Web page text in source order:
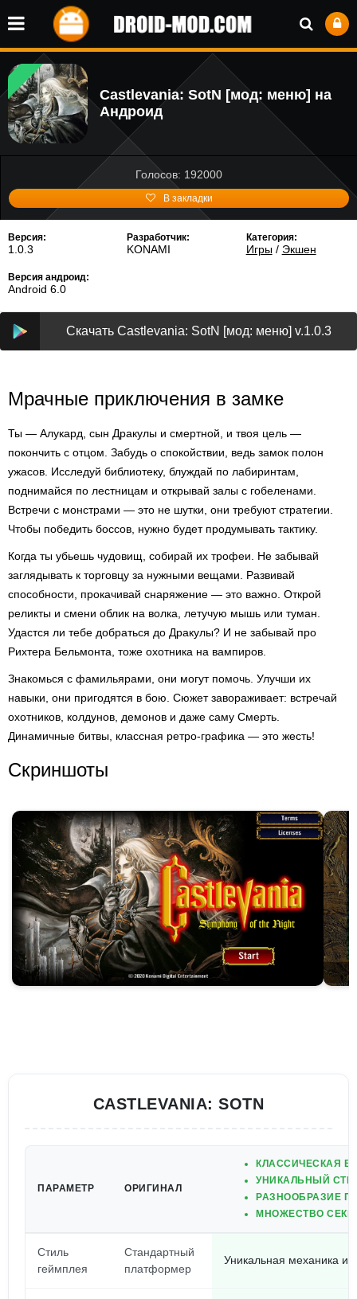
Castlevania: SotN [мод: меню] на
Андроид
Голосов: 192000
В закладки
Версия:
1.0.3
Разработчик:
KONAMI
Категория:
Игры/ Экшен
Версия андроид:
Android 6.0
Скачать Castlevania: SotN [мод: меню] v.1.0.3
Мрачные приключения в замке
Ты — Алукард, сын Дракулы и смертной, и твоя цель —
покончить с отцом. Забудь о спокойствии, ведь замок полон
ужасов. Исследуй библиотеку, блуждай по лабиринтам,
поднимайся по лестницам и открывай залы с гобеленами.
Встречи с монстрами — это не шутки, они требуют стратегии.
Чтобы победить боссов, нужно будет продумывать тактику.
Когда ты убьешь чудовищ, собирай их трофеи. Не забывай
заглядывать к торговцу за нужными вещами. Развивай
способности, прокачивай снаряжение — это важно. Открой
реликты и смени облик на волка, летучую мышь или туман.
Удастся ли тебе добраться до Дракулы? И не забывай про
Рихтера Бельмонта, тоже охотника на вампиров.
Знакомься с фамильярами, они могут помочь. Улучши их
навыки, они пригодятся в бою. Сюжет завораживает: встречай
охотников, колдунов, демонов и даже саму Смерть.
Динамичные битвы, классная ретро-графика — это жесть!
Скриншоты
CASTLEVANIA: SOTN
ПАРАМЕТР ОРИГИНАЛ
КЛАССИЧЕСКАЯ
УНИКАЛЬНЫЙ
РАЗНООБРАЗИЕ
МНОЖЕСТВО
Стиль
геймплея
Стандартный
платформер
Уникальная механика и